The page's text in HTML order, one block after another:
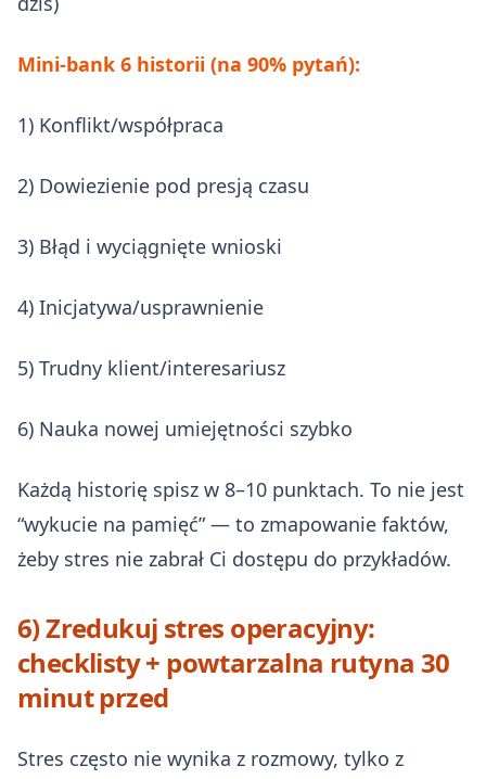
Mini-bank 6 historii (na 90% pytań):
1) Konflikt/współpraca
2) Dowiezienie pod presją czasu
3) Błąd i wyciągnięte wnioski
4) Inicjatywa/usprawnienie
5) Trudny klient/interesariusz
6) Nauka nowej umiejętności szybko
Każdą historię spisz w 8–10 punktach. To nie jest
“wykucie na pamięć” — to zmapowanie faktów,
żeby stres nie zabrał Ci dostępu do przykładów.
6) Zredukuj stres operacyjny:
checklisty + powtarzalna rutyna 30
minut przed
Stres często nie wynika z rozmowy, tylko z